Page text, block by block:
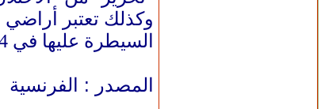
وكذلك تعتبر أراضي
السيطرة عليها في 2014، لكن أوكرانيا أخرجتهم منها آنذاك.
المصدر : الفرنسية